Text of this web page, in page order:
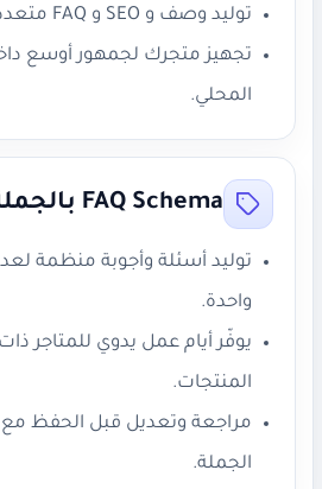
توليد وصف و SEO و FAQ متعدد اللغات عند الحاجة.
تجهيز متجرك لجمهور أوسع
المحلي.
FAQ Schema بالجملة
توليد أسئلة وأجوبة منظمة
واحدة.
يوفّر أيام عمل يدوي للمتاجر
المنتجات.
مراجعة وتعديل قبل الحفظ
الجملة.